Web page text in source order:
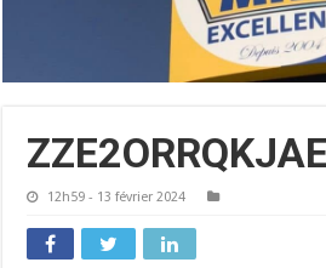
12h59 - 13 février 2024